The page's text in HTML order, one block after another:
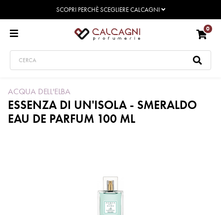
SCOPRI PERCHÈ SCEGLIERE CALCAGNI
0
ACQUA DELL'ELBA
ESSENZA DI UN'ISOLA - SMERALDO
EAU DE PARFUM 100 ML